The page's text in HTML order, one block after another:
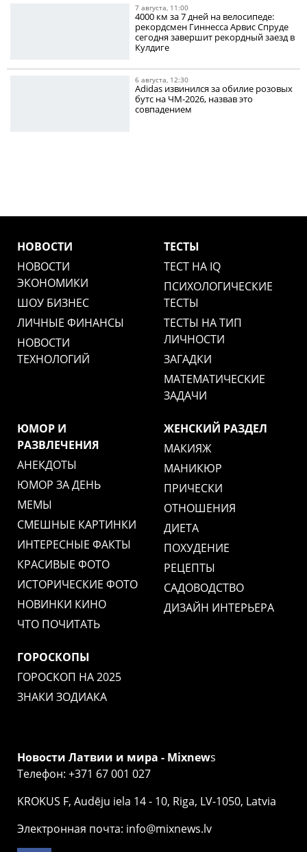
7 августа, 11:00
4000 км за 7 дней на велосипеде:
рекордсмен Гиннесса Арвис Спруде
сегодня завершит рекордный заезд в
Кулдиге
6 августа, 12:30
Adidas извинился за обилие розовых
бутс на ЧМ-2026, назвав это
совпадением
НОВОСТИ
НОВОСТИ
ЭКОНОМИКИ
ШОУ БИЗНЕС
ЛИЧНЫЕ ФИНАНСЫ
НОВОСТИ
ТЕХНОЛОГИЙ
ТЕСТЫ
ТЕСТ НА IQ
ПСИХОЛОГИЧЕСКИЕ
ТЕСТЫ
ТЕСТЫ НА ТИП
ЛИЧНОСТИ
ЗАГАДКИ
МАТЕМАТИЧЕСКИЕ
ЗАДАЧИ
ЮМОР И
РАЗВЛЕЧЕНИЯ
АНЕКДОТЫ
ЮМОР ЗА ДЕНЬ
МЕМЫ
СМЕШНЫЕ КАРТИНКИ
ИНТЕРЕСНЫЕ ФАКТЫ
КРАСИВЫЕ ФОТО
ИСТОРИЧЕСКИЕ ФОТО
НОВИНКИ КИНО
ЧТО ПОЧИТАТЬ
ЖЕНСКИЙ РАЗДЕЛ
МАКИЯЖ
МАНИКЮР
ПРИЧЕСКИ
ОТНОШЕНИЯ
ДИЕТА
ПОХУДЕНИЕ
РЕЦЕПТЫ
САДОВОДСТВО
ДИЗАЙН ИНТЕРЬЕРА
ГОРОСКОПЫ
ГОРОСКОП НА 2025
ЗНАКИ ЗОДИАКА
Новости Латвии и мира - Mixnews
Телефон: +371 67 001 027
KROKUS F, Audēju iela 14 - 10, Riga, LV-1050, Latvia
Электронная почта: info@mixnews.lv